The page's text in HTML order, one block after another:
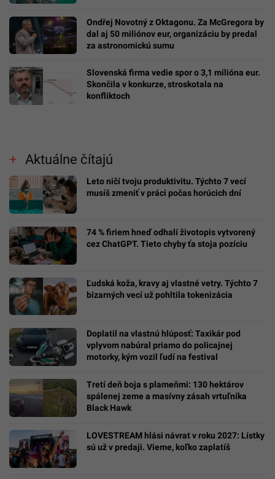
Ondřej Novotný z Oktagonu. Za McGregora by
dal aj 50 miliónov eur, organizáciu by predal
za astronomickú sumu
Slovenská firma vedie spor o 3,1 milióna eur.
Skončila v konkurze, stroskotala na
konfliktoch
Aktuálne čítajú
Leto ničí tvoju produktivitu. Týchto 7 vecí
musíš zmeniť v práci počas horúcich dní
74 % firiem hneď odhalí životopis vytvorený
cez ChatGPT. Tieto chyby ťa stoja pozíciu
Ľudská koža, kravy aj vlastné vetry. Týchto 7
bizarných vecí už pohltila tokenizácia
Doplatil na vlastnú hlúposť: Taxikár pod
vplyvom nabúral priamo do policajnej
motorky, kým vozil ľudí na festival
Tretí deň boja s plameňmi: 130 hektárov
spálenej zeme a masívny zásah vrtuľníka
Black Hawk
LOVESTREAM hlási návrat v roku 2027: Lístky
sú už v predaji. Vieme, koľko zaplatíš